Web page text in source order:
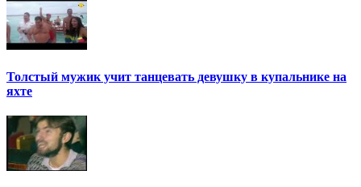
Толстый мужик учит танцевать девушку в купальнике на
яхте